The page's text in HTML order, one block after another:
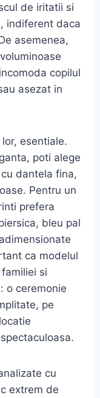
de iritatii si
indiferent daca
asemenea,
copilul
asezat in
esentiale.
poti alege
dantela fina,
Pentru un
prefera
bleu pal
ca modelul
si
o ceremonie
pe
cu
extrem de